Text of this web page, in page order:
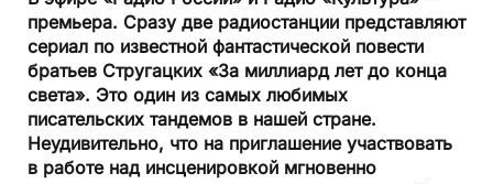
премьера. Сразу две радиостанции представляют
сериал по известной фантастической повести
братьев Стругацких «За миллиард лет до конца
света». Это один из самых любимых
писательских тандемов в нашей стране.
Неудивительно, что на приглашение участвовать
в работе над инсценировкой мгновенно